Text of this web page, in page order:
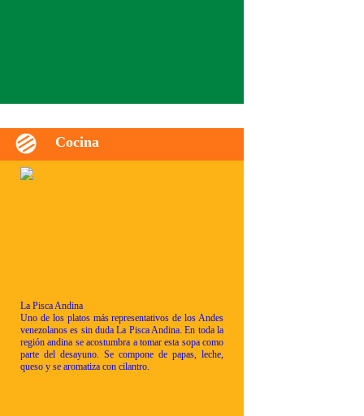
Cocina
La Pisca Andina
Uno de los platos más representativos de los Andes
venezolanos es sin duda La Pisca Andina. En toda la
región andina se acostumbra a tomar esta sopa como
parte del desayuno. Se compone de papas, leche,
queso y se aromatiza con cilantro.